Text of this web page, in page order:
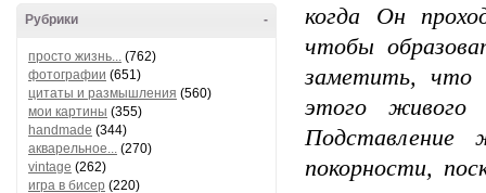
-
Рубрики
просто жизнь... (762)
фотографии (651)
цитаты и размышления (560)
мои картины (355)
handmade (344)
акварельное... (270)
vintage (262)
игра в бисер (220)
когда Он
чтобы
заметить, что
этого живого
покорности,